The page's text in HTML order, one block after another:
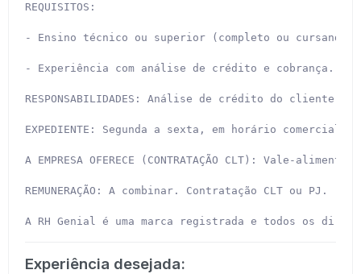
REQUISITOS:
- Ensino técnico ou superior (completo ou cursando)
- Experiência com análise de crédito e cobrança.
RESPONSABILIDADES: Análise de crédito do
EXPEDIENTE: Segunda a sexta, em horário comercial.
A EMPRESA OFERECE (CONTRATAÇÃO CLT): Vale-
REMUNERAÇÃO: A combinar. Contratação CLT ou PJ.
A RH Genial é uma marca registrada e todos os
Experiência desejada: